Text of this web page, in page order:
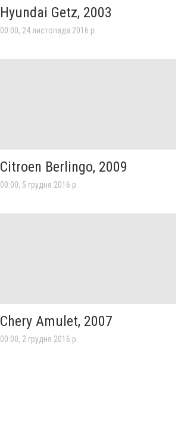
Hyundai Getz, 2003
00:00, 24 листопада 2016 р.
Citroen Berlingo, 2009
00:00, 5 грудня 2016 р.
Chery Amulet, 2007
00:00, 2 грудня 2016 р.